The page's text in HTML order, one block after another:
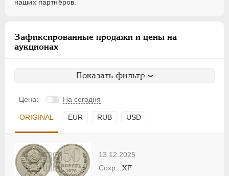
наших партнёров.
Зафиксированные продажи и цены на
аукционах
Показать фильтр
Цена: На сегодня
ORIGINAL EUR RUB USD
13.12.2025
XF